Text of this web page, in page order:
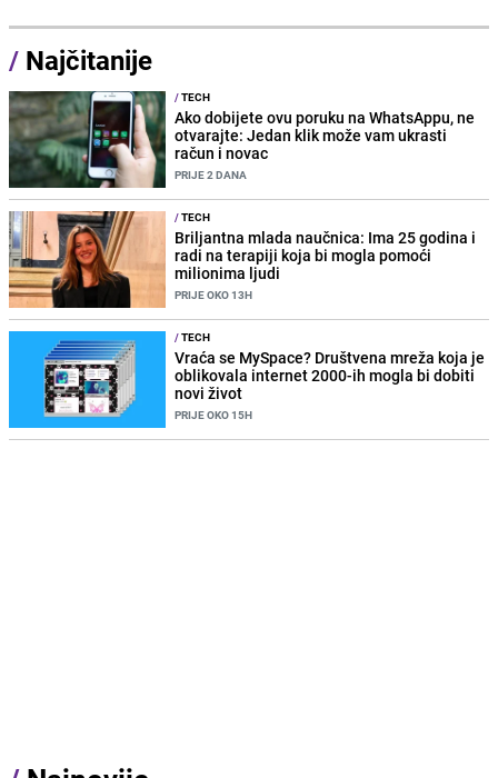
/ Najčitanije
/TECH
Ako dobijete ovu poruku na WhatsAppu, ne
otvarajte: Jedan klik može vam ukrasti
račun i novac
PRIJE 2 DANA
/TECH
Briljantna mlada naučnica: Ima 25 godina i
radi na terapiji koja bi mogla pomoći
milionima ljudi
PRIJE OKO 13H
/TECH
Vraća se MySpace? Društvena mreža koja je
oblikovala internet 2000-ih mogla bi dobiti
novi život
PRIJE OKO 15H